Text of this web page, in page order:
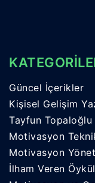
Güncel İçerikler
Kişisel Gelişim
Tayfun Topaloğlu
Motivasyon
Motivasyon
İlham Veren